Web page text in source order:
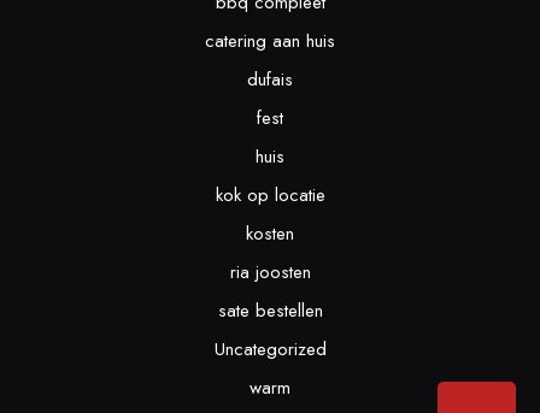
catering aan huis
dufais
fest
huis
kok op locatie
kosten
ria joosten
sate bestellen
Uncategorized
warm